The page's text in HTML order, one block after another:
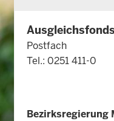
Postfach
Tel.: 0251 411-0
Bezirksregierung